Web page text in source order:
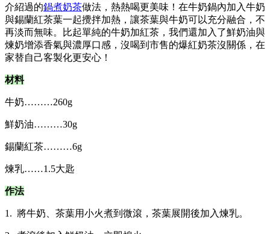
介紹過的鍋煮奶茶做法，熱熱喝更美味！在牛奶鍋內加入牛奶
與錫蘭紅茶葉一起攪拌加熱，讓茶葉與牛奶可以充分融合，不
再淡而無味。比起單純的牛奶加紅茶，我們還加入了鮮奶油與
煉奶增添香氣與濃厚口感，沒喝到市售的爆紅奶茶沒關係，在
家替自己客製化更安心！
材料
牛奶………260g
鮮奶油………30g
錫蘭紅茶………6g
煉乳……1.5大匙
作法
1. 將牛奶、茶葉用小火煮到微滾，茶葉展開後加入煉乳。